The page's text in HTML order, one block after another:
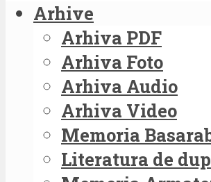
Arhive
Arhiva PDF
Arhiva Foto
Arhiva Audio
Arhiva Video
Memoria
Literatura de